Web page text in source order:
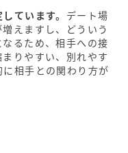
ています。 デート場
えますし、どういう
るため、相手への接
りやすい、別れやす
相手との関わり方が